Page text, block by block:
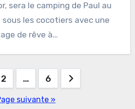
sera le camping de Paul au
sous les cocotiers avec une
de rêve à…
2 … 6
suivante »